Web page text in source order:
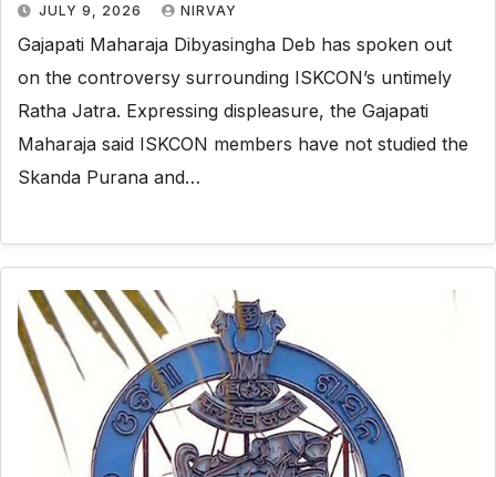
JULY 9, 2026 NIRVAY
Gajapati Maharaja Dibyasingha Deb has spoken out
on the controversy surrounding ISKCON’s untimely
Ratha Jatra. Expressing displeasure, the Gajapati
Maharaja said ISKCON members have not studied the
Skanda Purana and…